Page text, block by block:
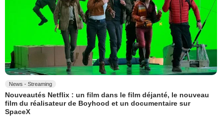
News - Streaming
Nouveautés Netflix : un film dans le film déjanté, le nouveau
film du réalisateur de Boyhood et un documentaire sur
SpaceX